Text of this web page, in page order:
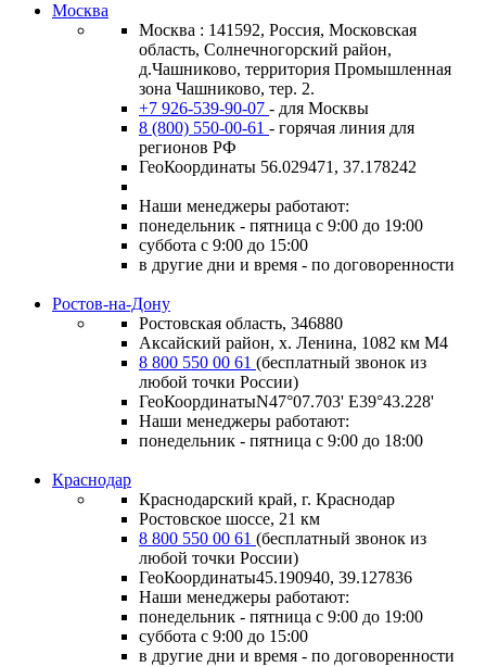
Москва
Москва : 141592, Россия, Московская
область, Солнечногорский район,
д.Чашниково, территория Промышленная
зона Чашниково, тер. 2.
+7 926-539-90-07 - для Москвы
8 (800) 550-00-61 - горячая линия для
регионов РФ
ГеоКоординаты 56.029471, 37.178242
Наши менеджеры работают:
понедельник - пятница с 9:00 до 19:00
суббота с 9:00 до 15:00
в другие дни и время - по договоренности
Ростов-на-Дону
Ростовская область, 346880
Аксайский район, х. Ленина, 1082 км М4
8 800 550 00 61 (бесплатный звонок из
любой точки России)
ГеоКоординатыN47°07.703' E39°43.228'
Наши менеджеры работают:
понедельник - пятница с 9:00 до 18:00
Краснодар
Краснодарский край, г. Краснодар
Ростовское шоссе, 21 км
8 800 550 00 61 (бесплатный звонок из
любой точки России)
ГеоКоординаты45.190940, 39.127836
Наши менеджеры работают:
понедельник - пятница с 9:00 до 19:00
суббота с 9:00 до 15:00
в другие дни и время - по договоренности